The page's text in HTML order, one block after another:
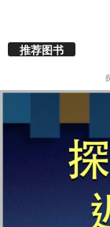
推荐图书